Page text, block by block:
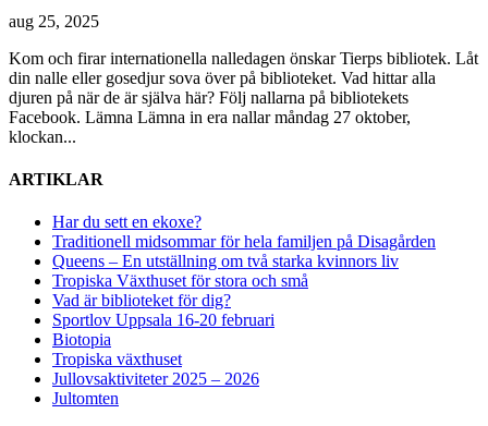
aug 25, 2025
Kom och firar internationella nalledagen önskar Tierps bibliotek. Låt
din nalle eller gosedjur sova över på biblioteket. Vad hittar alla
djuren på när de är själva här? Följ nallarna på bibliotekets
Facebook. Lämna Lämna in era nallar måndag 27 oktober,
klockan...
ARTIKLAR
Har du sett en ekoxe?
Traditionell midsommar för hela familjen på Disagården
Queens – En utställning om två starka kvinnors liv
Tropiska Växthuset för stora och små
Vad är biblioteket för dig?
Sportlov Uppsala 16-20 februari
Biotopia
Tropiska växthuset
Jullovsaktiviteter 2025 – 2026
Jultomten